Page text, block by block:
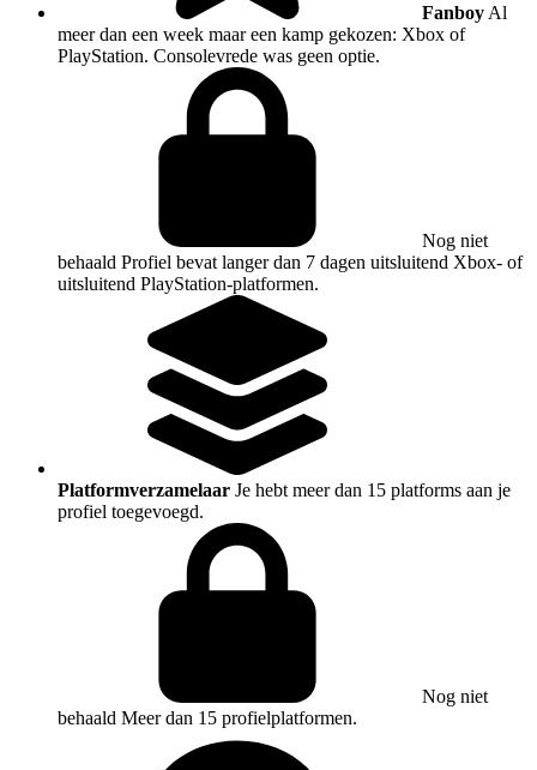
Fanboy Al
meer dan een week maar een kamp gekozen: Xbox of
PlayStation. Consolevrede was geen optie.
Nog niet
behaald Profiel bevat langer dan 7 dagen uitsluitend Xbox- of
uitsluitend PlayStation-platformen.
Platformverzamelaar Je hebt meer dan 15 platforms aan je
profiel toegevoegd.
Nog niet
behaald Meer dan 15 profielplatformen.